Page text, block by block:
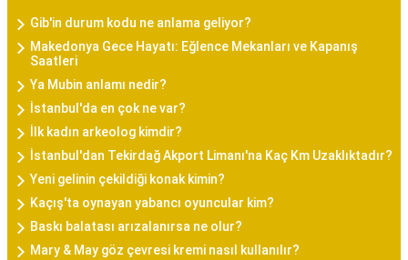
Gib'in durum kodu ne anlama geliyor?
Makedonya Gece Hayatı: Eğlence Mekanları ve Kapanış
Saatleri
Ya Mubin anlamı nedir?
İstanbul'da en çok ne var?
İlk kadın arkeolog kimdir?
İstanbul'dan Tekirdağ Akport Limanı'na Kaç Km Uzaklıktadır?
Yeni gelinin çekildiği konak kimin?
Kaçış'ta oynayan yabancı oyuncular kim?
Baskı balatası arızalanırsa ne olur?
Mary & May göz çevresi kremi nasıl kullanılır?